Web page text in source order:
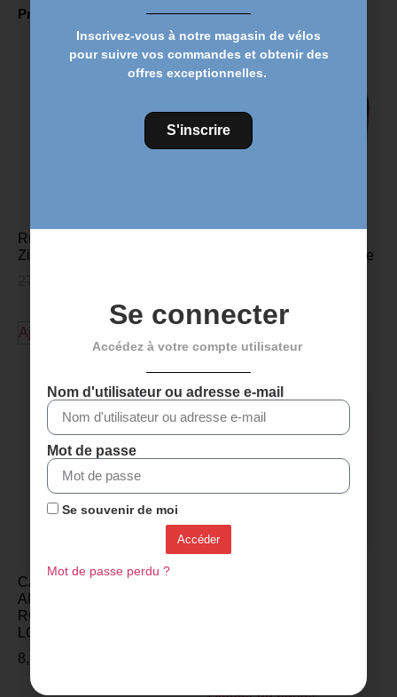
Produits Similaires
Ruban adhésif de guidon
Zipp Service Course – Noir
Ajouter au panier
POWER TOUCH – Rouge
CALES
ANTIDÉRAPANTES
ROTO POUR PÉDALES
LOOK KEO – Noir 0°
8,99
Ajouter au panier
Inscrivez-vous à notre magasin de vélos
pour suivre vos commandes et obtenir des
offres exceptionnelles.
S'inscrire
Se connecter
Accédez à votre compte utilisateur
Nom d'utilisateur ou adresse e-mail
Mot de passe
Se souvenir de moi
Accéder
Mot de passe perdu ?